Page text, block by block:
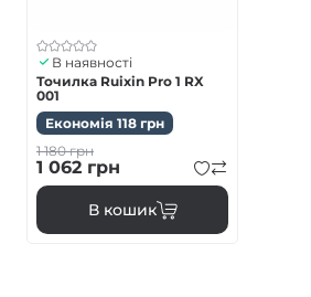
В наявності
Точилка Ruixin Pro 1 RX
001
Економія 118 грн
1 180грн
1 062 грн
В кошик